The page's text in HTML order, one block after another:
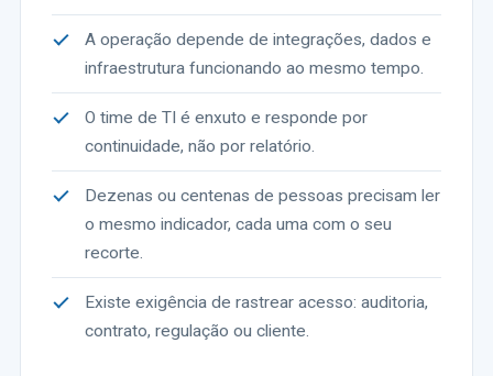
A operação depende de integrações, dados e
infraestrutura funcionando ao mesmo tempo.
O time de TI é enxuto e responde por
continuidade, não por relatório.
Dezenas ou centenas de pessoas precisam ler
o mesmo indicador, cada uma com o seu
recorte.
Existe exigência de rastrear acesso: auditoria,
contrato, regulação ou cliente.